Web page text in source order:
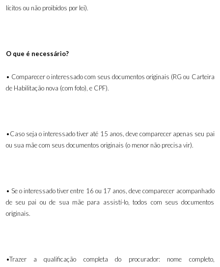
lícitos ou não proibidos por lei).
O que é necessário?
• Comparecer o interessado com seus documentos originais (RG ou Carteira
de Habilitação nova (com foto), e CPF).
•Caso seja o interessado tiver até 15 anos, deve comparecer apenas seu pai
ou sua mãe com seus documentos originais (o menor não precisa vir).
• Se o interessado tiver entre 16 ou 17 anos, deve comparecer acompanhado
de seu pai ou de sua mãe para assistí-lo, todos com seus documentos
originais.
•Trazer a qualificação completa do procurador: nome completo,